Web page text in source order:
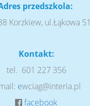
przedszkola:
Korzkiew, ul.Łąkowa 51
Kontakt:
tel. 601 227 356
ewciag@interia.pl
facebook